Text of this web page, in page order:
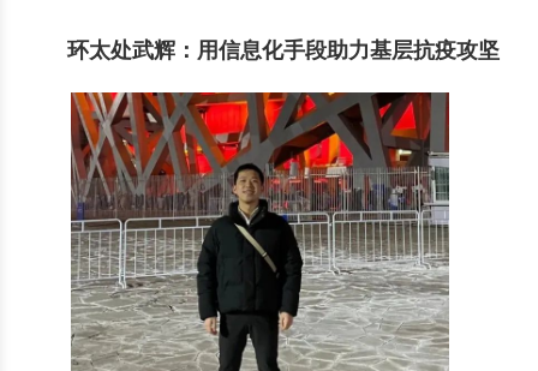
环太处武辉：用信息化手段助力基层抗疫攻坚